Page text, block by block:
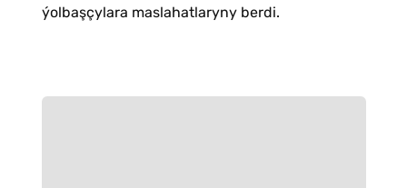
ýolbaşçylara maslahatlaryny berdi.